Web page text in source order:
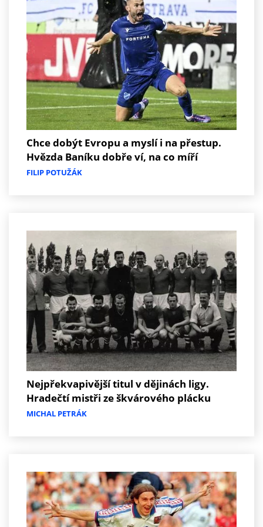
Chce dobýt Evropu a myslí i na přestup.
Hvězda Baníku dobře ví, na co míří
FILIP POTUŽÁK
Nejpřekvapivější titul v dějinách ligy.
Hradečtí mistři ze škvárového plácku
MICHAL PETRÁK